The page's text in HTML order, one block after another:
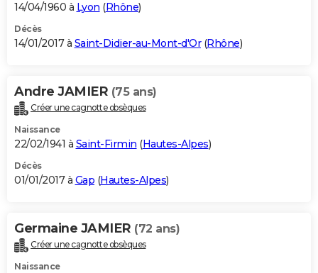
14/04/1960 à Lyon (Rhône)
Décès
14/01/2017 à Saint-Didier-au-Mont-d'Or(Rhône)
Andre JAMIER (75 ans)
Créer une cagnotte obsèques
Naissance
22/02/1941 à Saint-Firmin (Hautes-Alpes)
Décès
01/01/2017 à Gap (Hautes-Alpes)
Germaine JAMIER (72 ans)
Créer une cagnotte obsèques
Naissance